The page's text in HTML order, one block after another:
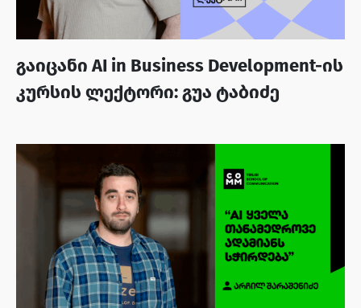
გაიცანი AI in Business Development-ის
კურსის ლექტორი: გუა ტაბიძე